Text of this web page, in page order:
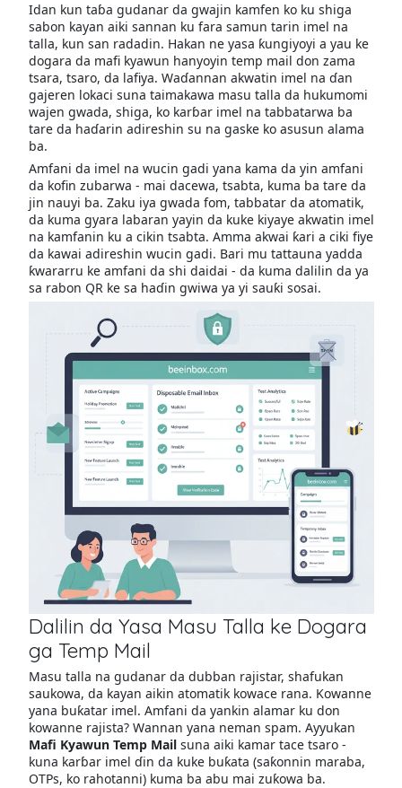
Idan kun taɓa gudanar da gwajin kamfen ko ku shiga
sabon kayan aiki sannan ku fara samun tarin imel na
talla, kun san radadin. Hakan ne yasa ƙungiyoyi a yau ke
dogara da mafi kyawun hanyoyin temp mail don zama
tsara, tsaro, da lafiya. Waɗannan akwatin imel na ɗan
gajeren lokaci suna taimakawa masu talla da hukumomi
wajen gwada, shiga, ko karɓar imel na tabbatarwa ba
tare da haɗarin adireshin su na gaske ko asusun alama
ba.
Amfani da imel na wucin gadi yana kama da yin amfani
da kofin zubarwa - mai dacewa, tsabta, kuma ba tare da
jin nauyi ba. Zaku iya gwada fom, tabbatar da atomatik,
da kuma gyara labaran yayin da kuke kiyaye akwatin imel
na kamfanin ku a cikin tsabta. Amma akwai ƙari a ciki fiye
da kawai adireshin wucin gadi. Bari mu tattauna yadda
ƙwararru ke amfani da shi daidai - da kuma dalilin da ya
sa rabon QR ke sa haɗin gwiwa ya yi sauƙi sosai.
Dalilin da Yasa Masu Talla ke Dogara
ga Temp Mail
Masu talla na gudanar da dubban rajistar, shafukan
saukowa, da kayan aikin atomatik kowace rana. Kowanne
yana buƙatar imel. Amfani da yankin alamar ku don
kowanne rajista? Wannan yana neman spam. Ayyukan
Mafi Kyawun Temp Mailsuna aiki kamar tace tsaro -
kuna karɓar imel ɗin da kuke buƙata (saƙonnin maraba,
OTPs, ko rahotanni) kuma ba abu mai zuƙowa ba.